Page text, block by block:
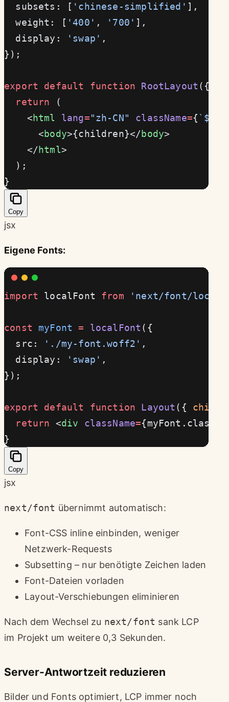
  subsets: [
'chinese-simplified' ],
  weight: [
'400' , '700' ],
  display:
'swap' ,
});
export default function RootLayout ({
  return
(
    <
html lang="zh-CN" className={`${
      <
body>{children}</body>
    </
html>
  );
}
Copy
jsx
Eigene Fonts:
import localFont from 'next/font/local'
const myFont = localFont ({
  src:
'./my-font.woff2' ,
  display:
'swap' ,
});
export default function Layout ({
  return
<div className=
}
Copy
jsx
next/font übernimmt automatisch:
Font-CSS inline einbinden, weniger
Netzwerk-Requests
Subsetting – nur benötigte Zeichen laden
Font-Dateien vorladen
Layout-Verschiebungen eliminieren
Nach dem Wechsel zu next/font sank LCP
im Projekt um weitere 0,3 Sekunden.
Server-Antwortzeit reduzieren
Bilder und Fonts optimiert, LCP immer noch